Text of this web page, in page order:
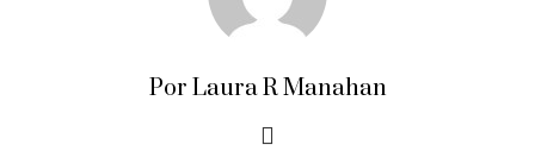
Por Laura R Manahan